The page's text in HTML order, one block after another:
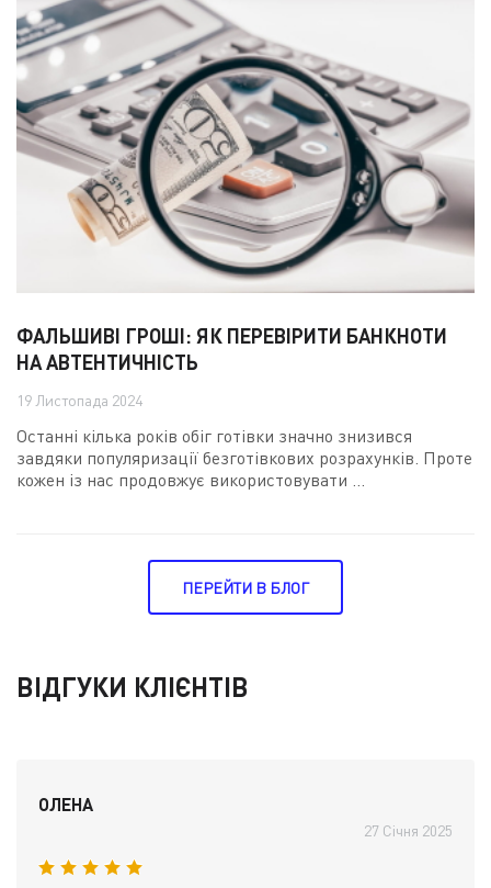
ФАЛЬШИВІ ГРОШІ: ЯК ПЕРЕВІРИТИ БАНКНОТИ
НА АВТЕНТИЧНІСТЬ
19 Листопада 2024
Останні кілька років обіг готівки значно знизився
завдяки популяризації безготівкових розрахунків. Проте
кожен із нас продовжує використовувати ...
ПЕРЕЙТИ В БЛОГ
ВІДГУКИ КЛІЄНТІВ
ОЛЕНА
27 Січня 2025